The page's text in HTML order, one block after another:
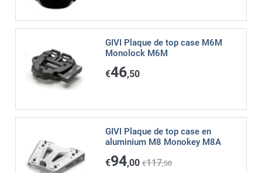
GIVI Plaque de top case M6M
Monolock M6M
€46,50
GIVI Plaque de top case en
aluminium M8 Monokey M8A
€94,00 €117,50